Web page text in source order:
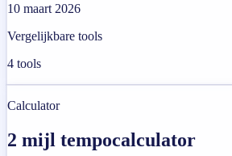
10 maart 2026
Vergelijkbare tools
4 tools
Calculator
2 mijl tempocalculator